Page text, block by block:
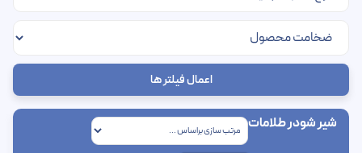
اعمال فیلتر ها
شیر شودر طلامات